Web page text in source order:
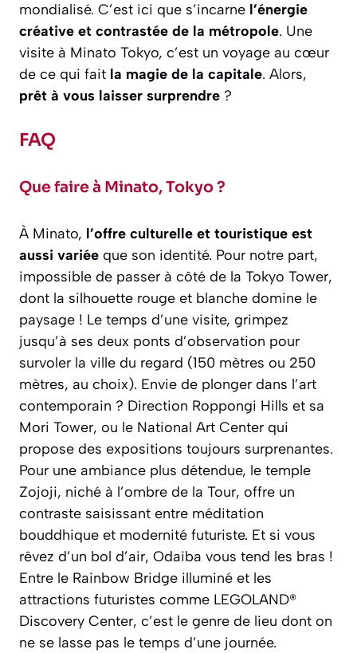
mondialisé. C’est ici que s’incarne l’énergie
créative et contrastée de la métropole. Une
visite à Minato Tokyo, c’est un voyage au cœur
de ce qui fait la magie de la capitale. Alors,
prêt à vous laisser surprendre ?
FAQ
Que faire à Minato, Tokyo ?
À Minato, l’offre culturelle et touristique est
aussi variée que son identité. Pour notre part,
impossible de passer à côté de la Tokyo Tower,
dont la silhouette rouge et blanche domine le
paysage ! Le temps d’une visite, grimpez
jusqu’à ses deux ponts d’observation pour
survoler la ville du regard (150 mètres ou 250
mètres, au choix). Envie de plonger dans l’art
contemporain ? Direction Roppongi Hills et sa
Mori Tower, ou le National Art Center qui
propose des expositions toujours surprenantes.
Pour une ambiance plus détendue, le temple
Zojoji, niché à l’ombre de la Tour, offre un
contraste saisissant entre méditation
bouddhique et modernité futuriste. Et si vous
rêvez d’un bol d’air, Odaiba vous tend les bras !
Entre le Rainbow Bridge illuminé et les
attractions futuristes comme LEGOLAND®
Discovery Center, c’est le genre de lieu dont on
ne se lasse pas le temps d’une journée.